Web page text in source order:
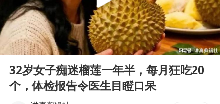
方桃子代言广告视频已下架
河南警方公开征集黑恶犯罪线索
辽宁省深化扫黑除恶专项斗争
WTT横滨冠军赛女单四强国乒占三席
浙江省发出今年第2号指挥长令
Play
00:00 07:36
32岁女子痴迷榴莲一年半，每月狂吃20
个，体检报告令医生目瞪口呆